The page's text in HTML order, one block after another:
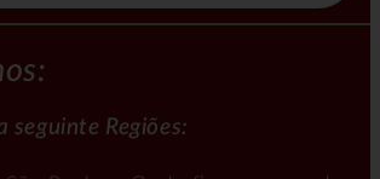
seguinte Regiões: